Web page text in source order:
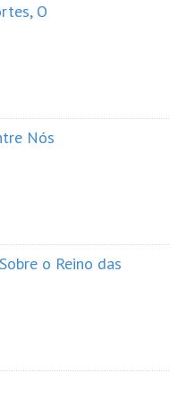
O
Nós
o Reino das